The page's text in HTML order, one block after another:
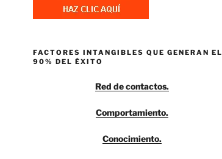
FACTORES INTANGIBLES QUE GENERAN EL
90% DEL ÉXITO
Red de contactos.
Comportamiento.
Conocimiento.